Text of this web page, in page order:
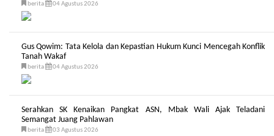
berita 04 Agustus 2026
Gus Qowim: Tata Kelola dan Kepastian Hukum Kunci Mencegah Konflik
Tanah Wakaf
berita 04 Agustus 2026
Serahkan SK Kenaikan Pangkat ASN, Mbak Wali Ajak Teladani
Semangat Juang Pahlawan
berita 03 Agustus 2026